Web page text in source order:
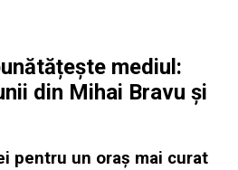
mediul:
din Mihai Bravu și
pentru un oraș mai curat